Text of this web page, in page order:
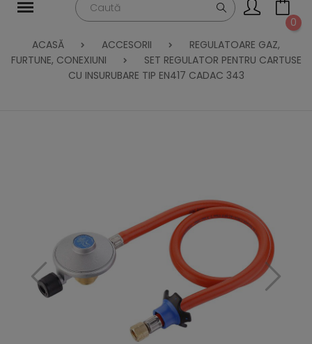
0
ACASĂ
ACCESORII
REGULATOARE GAZ,
FURTUNE, CONEXIUNI
SET REGULATOR PENTRU CARTUSE
CU INSURUBARE TIP EN417 CADAC 343